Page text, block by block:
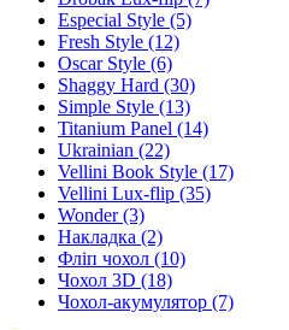
Especial Style (5)
Fresh Style (12)
Oscar Style (6)
Shaggy Hard (30)
Simple Style (13)
Titanium Panel (14)
Ukrainian (22)
Vellini Book Style (17)
Vellini Lux-flip (35)
Wonder (3)
Накладка (2)
Фліп чохол (10)
Чохол 3D (18)
Чохол-акумулятор (7)